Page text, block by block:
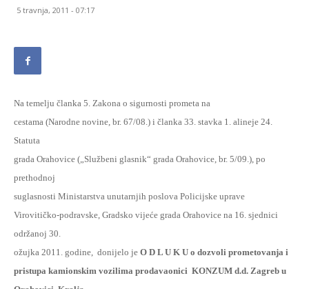
5 travnja, 2011 - 07:17
Na temelju članka 5. Zakona o sigurnosti prometa na
cestama (Narodne novine, br. 67/08.) i članka 33. stavka 1. alineje 24.
Statuta
grada Orahovice („Službeni glasnik“ grada Orahovice, br. 5/09.), po
prethodnoj
suglasnosti Ministarstva unutarnjih poslova Policijske uprave
Virovitičko-podravske, Gradsko vijeće grada Orahovice na 16. sjednici
održanoj 30.
ožujka 2011. godine, donijelo je O D L U K U o dozvoli prometovanja i
pristupa kamionskim vozilima prodavaonici KONZUM d.d. Zagreb u